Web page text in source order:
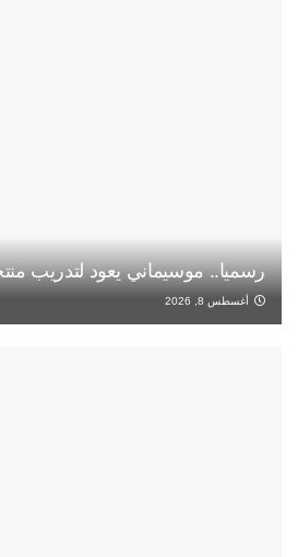
رسميا.. موسيماني يعود لتدريب
أغسطس 8, 2026